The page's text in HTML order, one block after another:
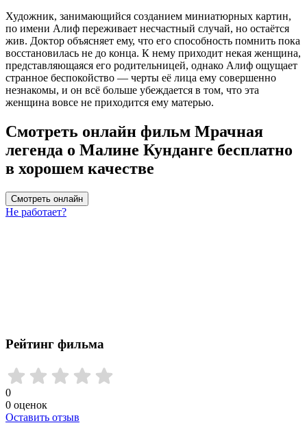
Художник, занимающийся созданием миниатюрных картин,
по имени Алиф переживает несчастный случай, но остаётся
жив. Доктор объясняет ему, что его способность помнить пока
восстановилась не до конца. К нему приходит некая женщина,
представляющаяся его родительницей, однако Алиф ощущает
странное беспокойство — черты её лица ему совершенно
незнакомы, и он всё больше убеждается в том, что эта
женщина вовсе не приходится ему матерью.
Смотреть онлайн фильм Мрачная
легенда о Малине Кунданге бесплатно
в хорошем качестве
Смотреть онлайн
Не работает?
Рейтинг фильма
0
0 оценок
Оставить отзыв